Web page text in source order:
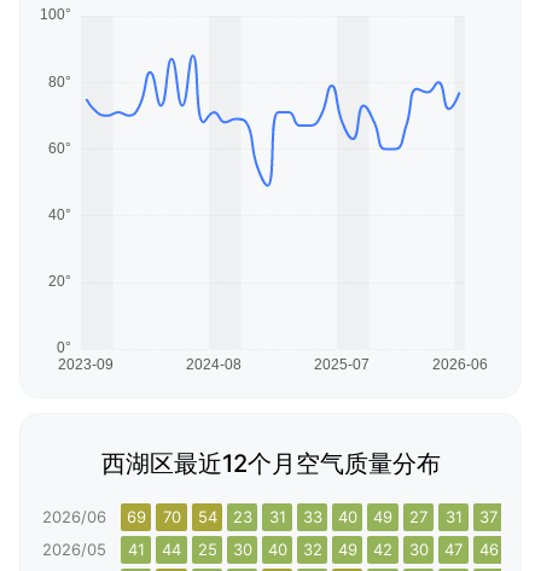
西湖区最近12个月空气质量分布
2026/06 69 70 54 23 31 33 40 49 27 31 37
2026/05
41 44 25 30 40 32 49 42 30 47 46